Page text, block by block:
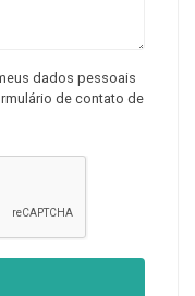
dados pessoais
de contato de